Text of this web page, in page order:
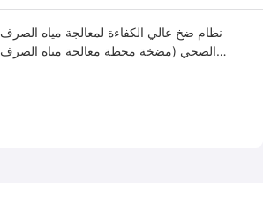
نظام ضخ عالي الكفاءة لمعالجة مياه الصرف
الصحي (مضخة محطة معالجة مياه الصرف